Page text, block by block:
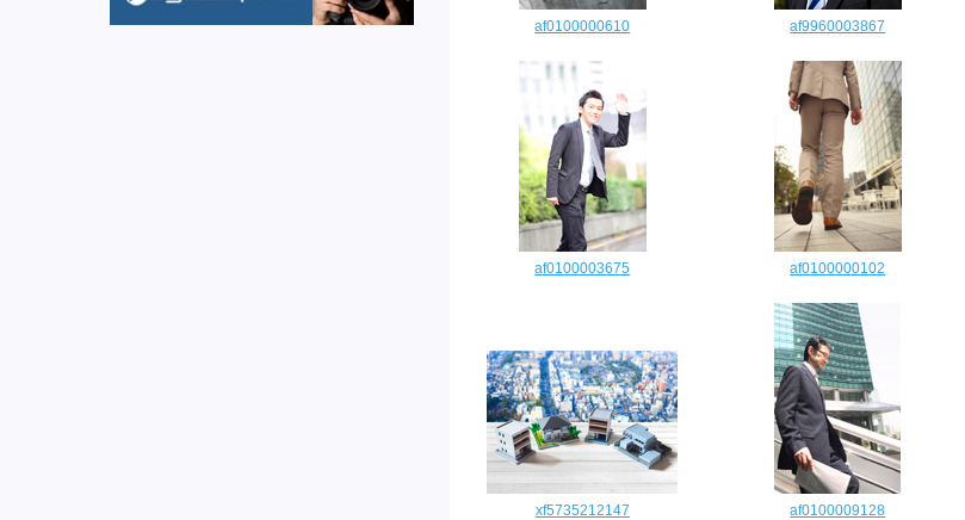
af0100000610 af9960003867
af0100003675 af0100000102
xf5735212147 af0100009128